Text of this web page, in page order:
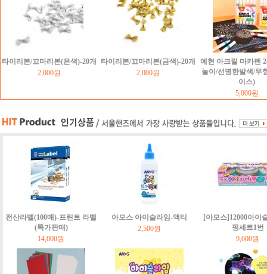
타이리본/꼬마리본(은색)-20개
2,000원
타이리본/꼬마리본(금색)-20개
2,000원
예현 아크릴 마카펜
놀이/선명한발색/무
이스)
5,000원
전산라벨(100매)-프린트 라벨
(특가판매)
14,000원
아모스 아이슬라임-액티
2,500원
[아모스]12000아이
핑세트1번
9,600원